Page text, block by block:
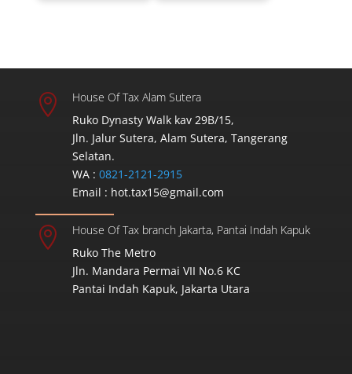

House Of Tax Alam Sutera
Ruko Dynasty Walk kav 29B/15,
Jln. Jalur Sutera, Alam Sutera, Tangerang
Selatan.
WA : 0821-2121-2915
Email : hot.tax15@gmail.com

House Of Tax branch Jakarta, Pantai Indah Kapuk
Ruko The Metro
Jln. Mandara Permai VII No.6 KC
Pantai Indah Kapuk, Jakarta Utara